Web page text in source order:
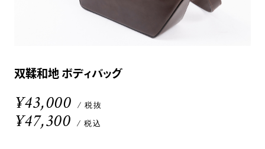
双鞣和地 ボディバッグ
¥43,000 / 税抜
¥47,300 / 税込